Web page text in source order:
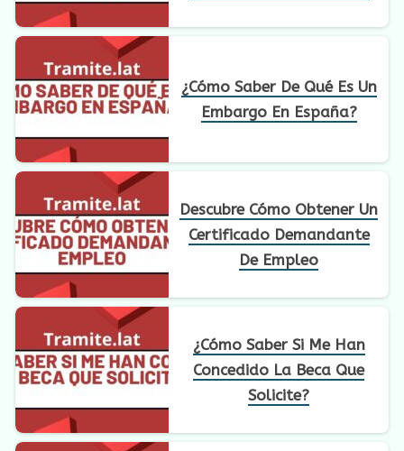
¿Cómo Saber De Qué Es Un
Embargo En España?
Descubre Cómo Obtener Un
Certificado Demandante
De Empleo
¿Cómo Saber Si Me Han
Concedido La Beca Que
Solicite?